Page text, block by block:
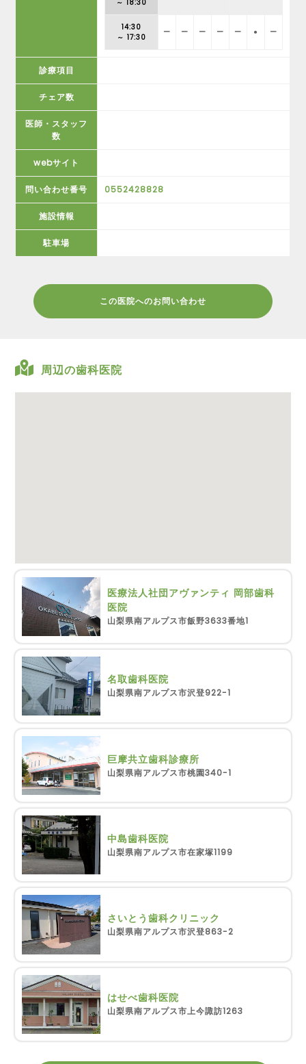
～ 18:30
14:30
～ 17:30
ー ー ー ー ー ● ー
診療項目
チェア数
医師・スタッフ
数
webサイト
問い合わせ番号 0552428828
施設情報
駐車場
この医院へのお問い合わせ
周辺の歯科医院
医療法人社団アヴァンティ 岡部歯科
医院
山梨県南アルプス市飯野3633番地1
名取歯科医院
山梨県南アルプス市沢登922-1
巨摩共立歯科診療所
山梨県南アルプス市桃園340-1
中島歯科医院
山梨県南アルプス市在家塚1199
さいとう歯科クリニック
山梨県南アルプス市沢登863-2
はせべ歯科医院
山梨県南アルプス市上今諏訪1263